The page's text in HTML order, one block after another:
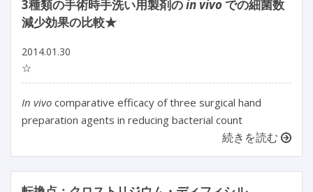
3種類の手術時手洗い用製剤のin vivoでの細菌数
減少効果の比較★
2014.01.30
☆
In vivo comparative efficacy of three surgical hand
preparation agents in reducing bacterial count
続きを読む